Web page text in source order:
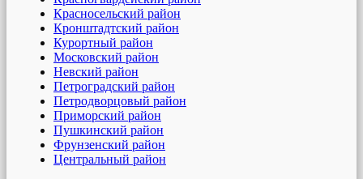
Красносельский район
Кронштадтский район
Курортный район
Московский район
Невский район
Петроградский район
Петродворцовый район
Приморский район
Пушкинский район
Фрунзенский район
Центральный район